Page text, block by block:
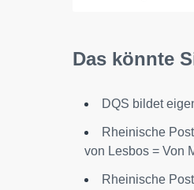
Das könnte
DQS bildet
Rheinische
von Lesbos = Von
Rheinische